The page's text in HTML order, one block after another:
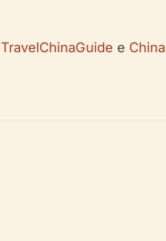
TravelChinaGuide e China